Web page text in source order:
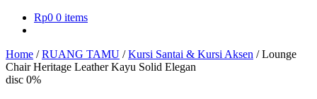
Rp0 0 items
Home /RUANG TAMU /Kursi Santai & Kursi Aksen /Lounge
Chair Heritage Leather Kayu Solid Elegan
disc 0%